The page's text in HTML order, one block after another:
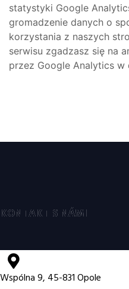
statystyki Google
gromadzenie danych o
korzystania z naszych
serwisu zgadzasz się na
przez Google Analytics w
KONTAKT S NÁMI
Wspólna 9, 45-831 Opole